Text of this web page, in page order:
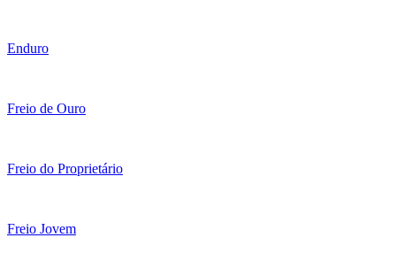
Enduro
Freio de Ouro
Freio do Proprietário
Freio Jovem